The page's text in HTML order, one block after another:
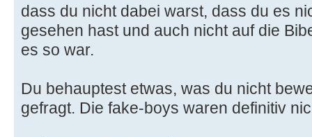
dass du nicht dabei warst, dass du es
gesehen hast und auch nicht auf die
es so war.
Du behauptest etwas, was du nicht
gefragt. Die fake-boys waren definitiv